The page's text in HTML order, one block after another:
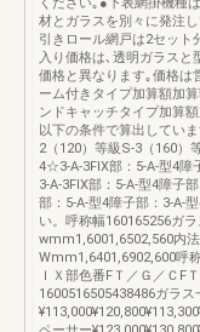
材とガラスを別々に発注
引きロール網戸は2セッ
入り価格は､透明ガラス
価格と異なります｡価格は
ーム付きタイプ加算額加
ンドキャッチタイプ加算
以下の条件で算出してい
2（120）等級S-3（160）
4☆3-A-3FIX部：5-A-型4障
3-A-3FIX部：5-A-型4障子
部：5-A-型4障子部：3-A-
い。呼称幅160165256ガ
wmm1,6001,6502,560内
Wmm1,6401,6902,600呼
ＩＸ部色番FＴ／Ｇ／ＣF
1600516505438486ガラ